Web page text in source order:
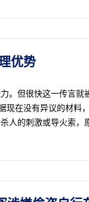
优势
。但很快这一传言就
现在没有异议的材料
人的刺激或导火索，